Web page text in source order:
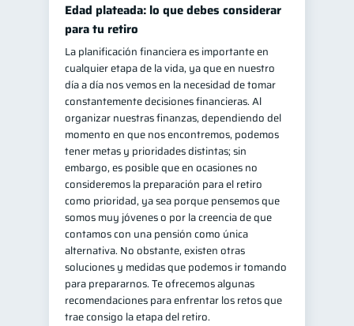
Doble sueldo
Gasto responsable
información financiera 1
Edad plateada: lo que debes considerar
para tu retiro
La planificación financiera es importante en
cualquier etapa de la vida, ya que en nuestro
día a día nos vemos en la necesidad de tomar
constantemente decisiones financieras. Al
organizar nuestras finanzas, dependiendo del
momento en que nos encontremos, podemos
tener metas y prioridades distintas; sin
embargo, es posible que en ocasiones no
consideremos la preparación para el retiro
como prioridad, ya sea porque pensemos que
somos muy jóvenes o por la creencia de que
contamos con una pensión como única
alternativa. No obstante, existen otras
soluciones y medidas que podemos ir tomando
para prepararnos. Te ofrecemos algunas
recomendaciones para enfrentar los retos que
trae consigo la etapa del retiro.